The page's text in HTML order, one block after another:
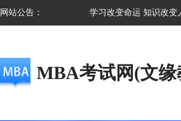
网站公告： 学习改变命运 知识改变
MBA考试网(文缘